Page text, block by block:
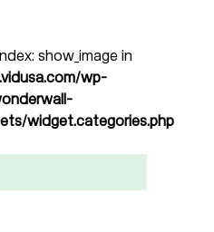
show_image in
wp-
widget.categories.php